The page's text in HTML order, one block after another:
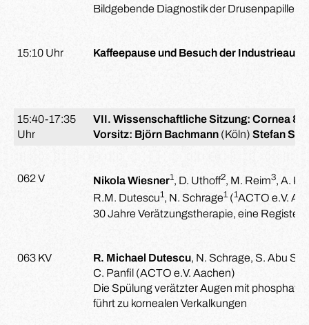
Bildgebende Diagnostik der Drusenpapille in
15:10 Uhr Kaffeepause und Besuch der
15:40-17:35
Uhr
VII. Wissenschaftliche Sitzung: Cornea &
Vorsitz: Björn Bachmann (Köln) Stefan
062 V Nikola Wiesner1, D. Uthoff2, M. Reim3, A.
R.M. Dutescu1, N. Schrage1(1ACTO e.V.
30 Jahre Verätzungstherapie, eine
063 KV R. Michael Dutescu, N. Schrage, S. Abu
C. Panfil (ACTO e.V. Aachen)
Die Spülung verätzter Augen mit phosphat-
führt zu kornealen Verkalkungen